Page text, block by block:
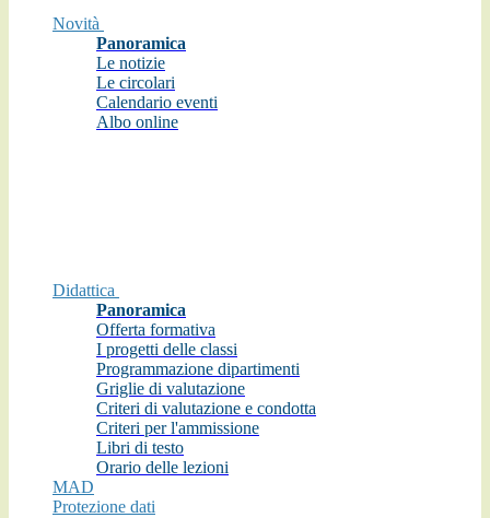
Novità
Panoramica
Le notizie
Le circolari
Calendario eventi
Albo online
Didattica
Panoramica
Offerta formativa
I progetti delle classi
Programmazione dipartimenti
Griglie di valutazione
Criteri di valutazione e condotta
Criteri per l'ammissione
Libri di testo
Orario delle lezioni
MAD
Protezione dati